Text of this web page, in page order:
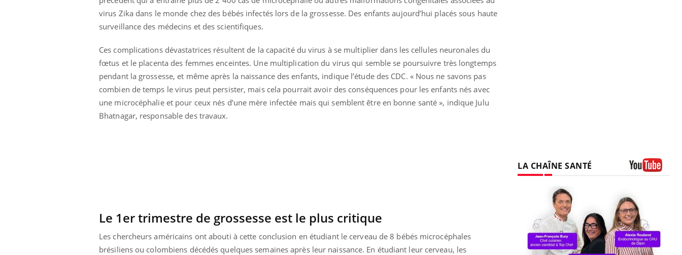
virus Zika dans le monde chez des bébés infectés lors de la grossesse. Des enfants aujourd’hui placés sous haute
surveillance des médecins et des scientifiques.
Ces complications dévastatrices résultent de la capacité du virus à se multiplier dans les cellules neuronales du
fœtus et le placenta des femmes enceintes. Une multiplication du virus qui semble se poursuivre très longtemps
pendant la grossesse, et même après la naissance des enfants, indique l’étude des CDC. « Nous ne savons pas
combien de temps le virus peut persister, mais cela pourrait avoir des conséquences pour les enfants nés avec
une microcéphalie et pour ceux nés d’une mère infectée mais qui semblent être en bonne santé », indique Julu
Bhatnagar, responsable des travaux.
Le 1er trimestre de grossesse est le plus critique
Les chercheurs américains ont abouti à cette conclusion en étudiant le cerveau de 8 bébés microcéphales
brésiliens ou colombiens décédés quelques semaines après leur naissance. En étudiant leur cerveau, les
LA CHAÎNE SANTÉ